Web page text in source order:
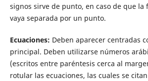
signos sirve de punto, en caso de que la
vaya separada por un punto.
Ecuaciones: Deben aparecer centradas
principal. Deben utilizarse números
(escritos entre paréntesis cerca al
rotular las ecuaciones, las cuales se